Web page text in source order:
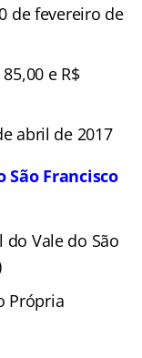
de fevereiro de
e R$
abril de 2017
São Francisco
do Vale do São
Própria